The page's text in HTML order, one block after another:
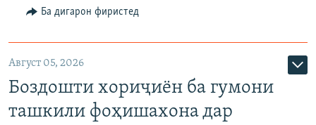
Ба дигарон фиристед
Август 05, 2026
Боздошти хориҷиён ба гумони
ташкили фоҳишахона дар